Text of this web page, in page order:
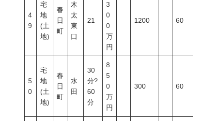
4
9
宅
地
(土
地)
春
日
町
木
太
東
口
21
3
0
0
万
円
1200 60
5
0
宅
地
(土
地)
春
日
町
水
田
30
分?
60
分
8
5
0
万
円
300 60